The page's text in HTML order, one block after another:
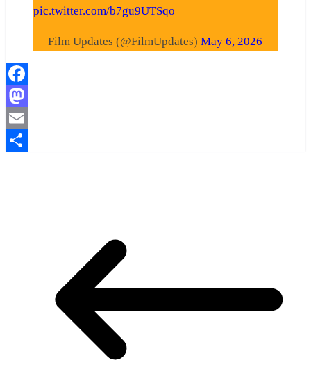
pic.twitter.com/b7gu9UTSqo
— Film Updates (@FilmUpdates) May 6, 2026
Facebook
Mastodon
Email